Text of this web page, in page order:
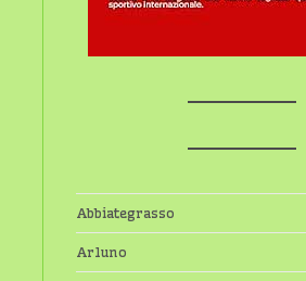
Abbiategrasso
Arluno